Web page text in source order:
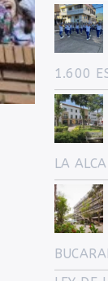
1.600
LA